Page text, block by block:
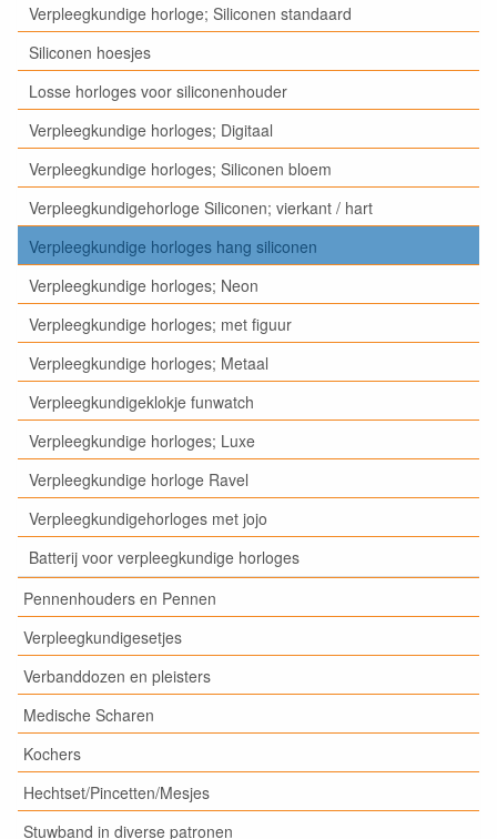
Verpleegkundige horloge; Siliconen standaard
Siliconen hoesjes
Losse horloges voor siliconenhouder
Verpleegkundige horloges; Digitaal
Verpleegkundige horloges; Siliconen bloem
Verpleegkundigehorloge Siliconen; vierkant / hart
Verpleegkundige horloges hang siliconen
Verpleegkundige horloges; Neon
Verpleegkundige horloges; met figuur
Verpleegkundige horloges; Metaal
Verpleegkundigeklokje funwatch
Verpleegkundige horloges; Luxe
Verpleegkundige horloge Ravel
Verpleegkundigehorloges met jojo
Batterij voor verpleegkundige horloges
Pennenhouders en Pennen
Verpleegkundigesetjes
Verbanddozen en pleisters
Medische Scharen
Kochers
Hechtset/Pincetten/Mesjes
Stuwband in diverse patronen